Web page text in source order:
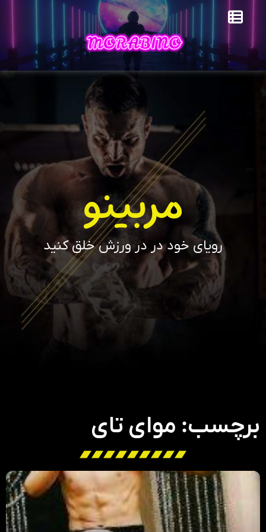
مربینو
رویای خود در در ورزش خلق کنید
برچسب: موای تای